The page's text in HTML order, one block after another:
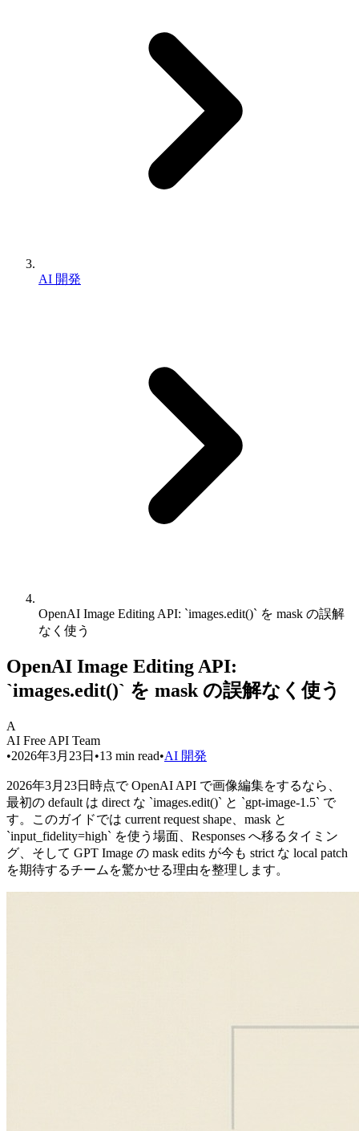
AI 開発
OpenAI Image Editing API: `images.edit()` を mask の誤解
なく使う
OpenAI Image Editing API:
`images.edit()` を mask の誤解なく使う
A
AI Free API Team
•2026年3月23日 •13 min read•AI 開発
2026年3月23日時点で OpenAI API で画像編集をするなら、
最初の default は direct な `images.edit()` と `gpt-image-1.5` で
す。このガイドでは current request shape、mask と
`input_fidelity=high` を使う場面、Responses へ移るタイミン
グ、そして GPT Image の mask edits が今も strict な local patch
を期待するチームを驚かせる理由を整理します。